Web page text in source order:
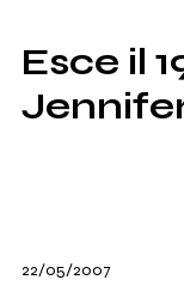
SHOP
RADIO
Esce il
22/05/2007